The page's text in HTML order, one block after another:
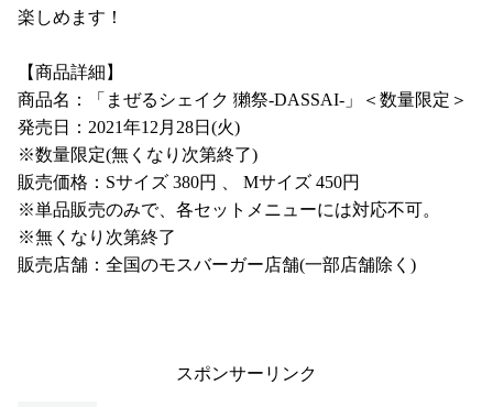
楽しめます！
【商品詳細】
商品名：「まぜるシェイク 獺祭-DASSAI-」＜数量限定＞
発売日：2021年12月28日(火)
※数量限定(無くなり次第終了)
販売価格：Sサイズ 380円 、 Mサイズ 450円
※単品販売のみで、各セットメニューには対応不可。
※無くなり次第終了
販売店舗：全国のモスバーガー店舗(一部店舗除く)
スポンサーリンク